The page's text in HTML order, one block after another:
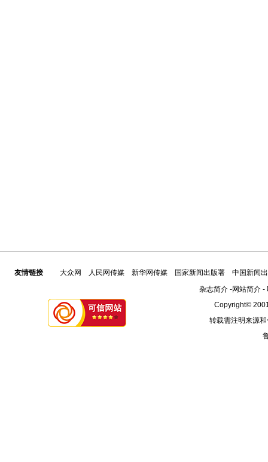
友情链接 大众网 人民网传媒 新华网传媒 国家新闻出版署
中国新闻
杂志简介-网站简介-
Copyright©
转载需注明来源